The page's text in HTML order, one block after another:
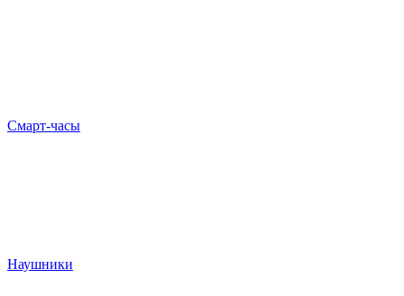
Смарт-часы
Наушники